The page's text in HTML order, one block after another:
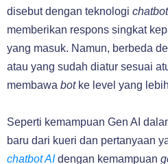
disebut dengan teknologi chatbot
memberikan respons singkat
yang masuk. Namun, berbeda
atau yang sudah diatur sesuai
membawa bot ke level yang
Seperti kemampuan Gen AI
baru dari kueri dan pertanyaan
chatbot AI dengan kemampuan